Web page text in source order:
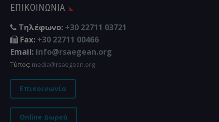
ΕΠΙΚΟΙΝΩΝΊΑ
Τηλέφωνο: +30 22711 03721
Fax: +30 22711 00466
Email: info@rsaegean.org
Τύπος: media@rsaegean.org
Επικοινωνία
Online Δωρεά